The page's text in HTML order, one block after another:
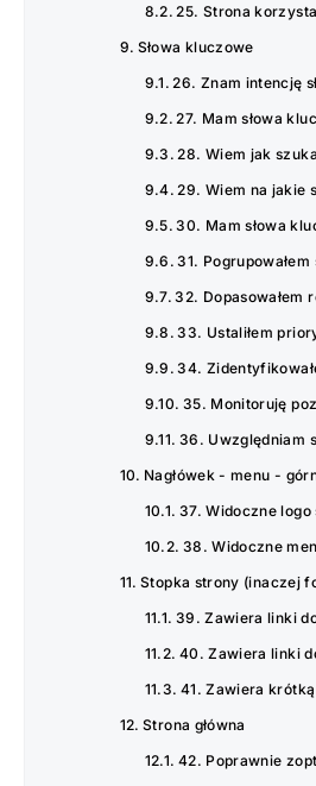
25. Strona
Słowa kluczowe
26. Znam intencję
27. Mam słowa
28. Wiem jak
29. Wiem na jakie
30. Mam słowa
31.
32. Dopasowałem
33. Ustaliłem
34.
35. Monitoruję
36. Uwzględniam
Nagłówek - menu -
37. Widoczne logo
38. Widoczne
Stopka strony (inaczej
39. Zawiera linki
40. Zawiera linki
41. Zawiera
Strona główna
42. Poprawnie